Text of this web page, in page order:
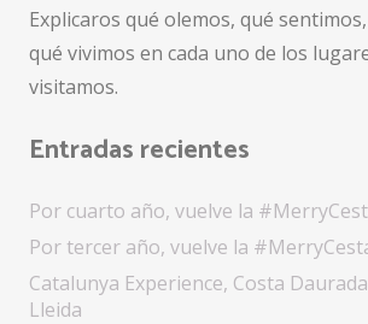
Explicaros qué olemos, qué
qué vivimos en cada uno de los
visitamos.
Entradas recientes
Por cuarto año, vuelve la
Por tercer año, vuelve la
Catalunya Experience, Costa
Lleida